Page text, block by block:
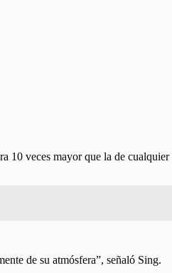
10 veces mayor que la de cualquier
de su atmósfera”, señaló Sing.